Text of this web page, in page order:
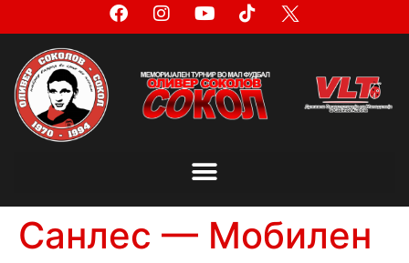
Санлес — Мобилен